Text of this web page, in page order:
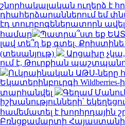
շնորհակալական ուղերձ է
դիահերձարաններում եմ
էդ տուրբոգեներատորն
համար
Պատրա՞ստ եք
լավ տե՞ղ եք գտել.
(տեսանյութ)
Արցախը չկա,
ում է, Թուրքիան
Ուկրաինական ԱԹՍ-ները
Եկատերինբուրգի
տարհանվել
Գեղամ
իշխանությունների՝
համեմատել է խորհրդային
Բռնցքամարտի